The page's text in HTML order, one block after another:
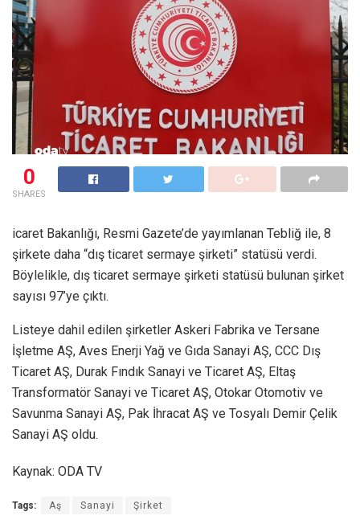
0
SHARES
icaret Bakanlığı, Resmi Gazete’de yayımlanan Tebliğ ile, 8
şirkete daha “dış ticaret sermaye şirketi” statüsü verdi.
Böylelikle, dış ticaret sermaye şirketi statüsü bulunan şirket
sayısı 97’ye çıktı.
Listeye dahil edilen şirketler Askeri Fabrika ve Tersane
İşletme AŞ, Aves Enerji Yağ ve Gıda Sanayi AŞ, CCC Dış
Ticaret AŞ, Durak Fındık Sanayi ve Ticaret AŞ, Eltaş
Transformatör Sanayi ve Ticaret AŞ, Otokar Otomotiv ve
Savunma Sanayi AŞ, Pak İhracat AŞ ve Tosyalı Demir Çelik
Sanayi AŞ oldu.
Kaynak: ODA TV
Tags: Aş Sanayi Şirket